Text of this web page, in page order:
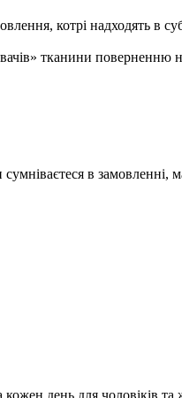
котрі надходять в
тканини
в
день для чоловіків